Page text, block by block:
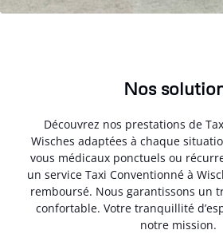
Nos
Découvrez nos prestations de
Wisches adaptées à chaque
vous médicaux ponctuels ou
un service Taxi Conventionné à
remboursé. Nous garantissons un
confortable. Votre tranquillité
notre mission.